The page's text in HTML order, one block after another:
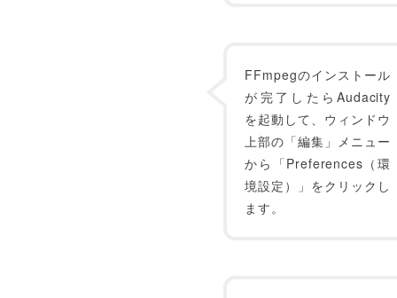
FFmpegのインストール
が完了したらAudacity
を起動して、ウィンドウ
上部の「編集」メニュー
から「Preferences（環
境設定）」をクリックし
ます。